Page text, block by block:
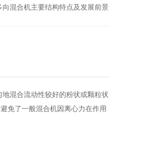
向混合机主要结构特点及发展前景
混合流动性较好的粉状或颗粒状
免了一般混合机因离心力在作用